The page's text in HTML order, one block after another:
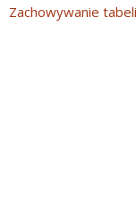
Zachowywanie